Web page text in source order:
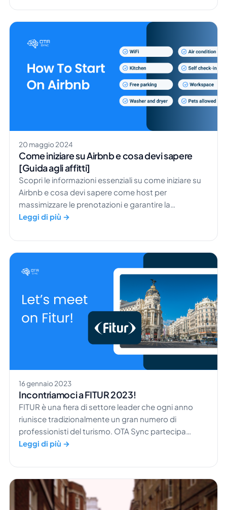
20 maggio 2024
Come iniziare su Airbnb e cosa devi sapere
[Guida agli affitti]
Scopri le informazioni essenziali su come iniziare su
Airbnb e cosa devi sapere come host per
massimizzare le prenotazioni e garantire la
soddisfazione degli ospiti.
Leggi di più →
16 gennaio 2023
Incontriamoci a FITUR 2023!
FITUR è una fiera di settore leader che ogni anno
riunisce tradizionalmente un gran numero di
professionisti del turismo. OTA Sync partecipa
anche quest’anno a FITUR 2023 a Madrid, in
conta 30.000 visitatori e oltre 8.360 partecipanti,
quindi non aspettare, contattaci […]
Leggi di più →